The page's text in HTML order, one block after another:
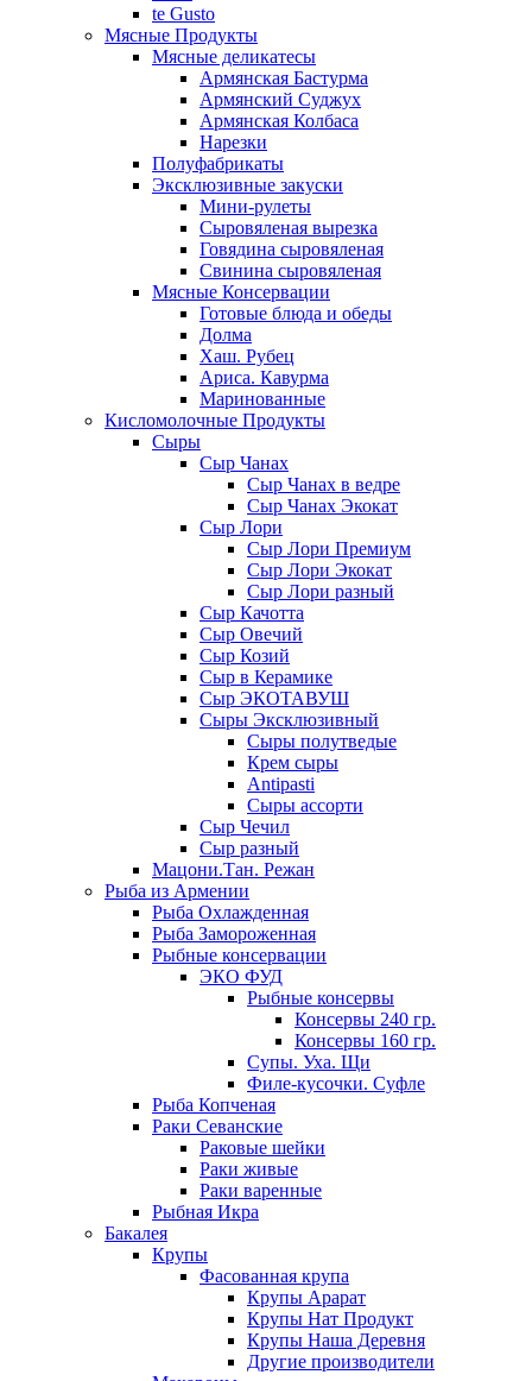
te Gusto
Мясные Продукты
Мясные деликатесы
Армянская Бастурма
Армянский Суджух
Армянская Колбаса
Нарезки
Полуфабрикаты
Эксклюзивные закуски
Мини-рулеты
Сыровяленая вырезка
Говядина сыровяленая
Свинина сыровяленая
Мясные Консервации
Готовые блюда и обеды
Долма
Хаш. Рубец
Ариса. Кавурма
Маринованные
Кисломолочные Продукты
Сыры
Сыр Чанах
Сыр Чанах в ведре
Сыр Чанах Экокат
Сыр Лори
Сыр Лори Премиум
Сыр Лори Экокат
Сыр Лори разный
Сыр Качотта
Сыр Овечий
Сыр Козий
Сыр в Керамике
Сыр ЭКОТАВУШ
Сыры Эксклюзивный
Сыры полутведые
Крем сыры
Antipasti
Сыры ассорти
Сыр Чечил
Сыр разный
Мацони.Тан. Режан
Рыба из Армении
Рыба Охлажденная
Рыба Замороженная
Рыбные консервации
ЭКО ФУД
Рыбные консервы
Консервы 240 гр.
Консервы 160 гр.
Супы. Уха. Щи
Филе-кусочки. Суфле
Рыба Копченая
Раки Севанские
Раковые шейки
Раки живые
Раки варенные
Рыбная Икра
Бакалея
Крупы
Фасованная крупа
Крупы Арарат
Крупы Нат Продукт
Крупы Наша Деревня
Другие производители